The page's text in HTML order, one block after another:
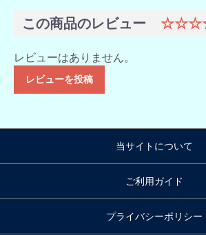
この商品のレビュー
レビューはありません。
レビューを投稿
当サイトについて
ご利用ガイド
プライバシーポリシー